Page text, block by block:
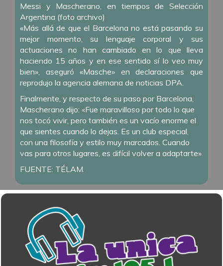
Messi y Mascherano, en tiempos de Selección
Argentina (foto archivo)
«Más allá de que el Barcelona no está pasando su
mejor momento, su lenguaje corporal y sus
actuaciones no han cambiado en lo que lleva
haciendo 15 años y en ese sentido sí lo veo muy
bien», aseguró «Masche» en declaraciones que
reprodujo la agencia alemana de noticias DPA.
Finalmente, y respecto de su paso por Barcelona,
Mascherano dijo: «Fue maravilloso por todo lo que
nos tocó vivir, pero también es un vacío enorme el
que sientes cuando lo dejas. Es un club especial,
con una filosofía y estilo muy marcados. Cuando
vas para otros lugares, es difícil volver a adaptarte».
FUENTE: TÉLAM.